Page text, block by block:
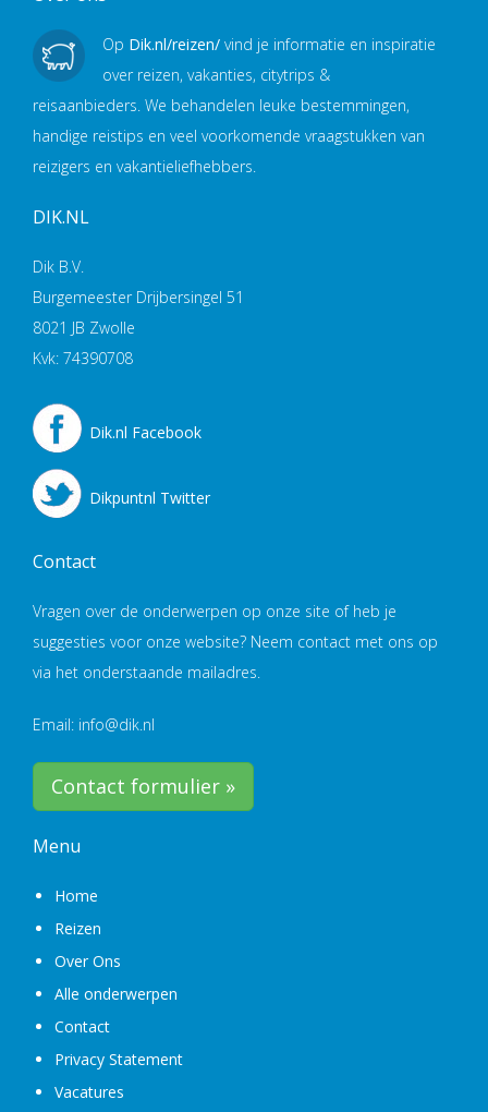
Op Dik.nl/reizen/ vind je informatie en inspiratie
over reizen, vakanties, citytrips &
reisaanbieders. We behandelen leuke bestemmingen,
handige reistips en veel voorkomende vraagstukken van
reizigers en vakantieliefhebbers.
DIK.NL
Dik B.V.
Burgemeester Drijbersingel 51
8021 JB Zwolle
Kvk: 74390708
Dik.nl Facebook
Dikpuntnl Twitter
Contact
Vragen over de onderwerpen op onze site of heb je
suggesties voor onze website? Neem contact met ons op
via het onderstaande mailadres.
Email: info@dik.nl
Contact formulier »
Menu
Home
Reizen
Over Ons
Alle onderwerpen
Contact
Privacy Statement
Vacatures